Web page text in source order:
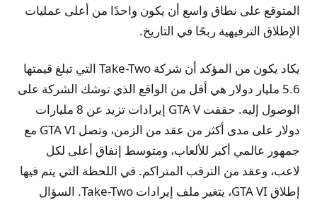
المتوقع على نطاق واسع أن يكون واحدًا من أعلى عمليات
الإطلاق الترفيهية ربحًا في التاريخ.
يكاد يكون من المؤكد أن شركة Take-Two التي تبلغ قيمتها
5.6 ​​مليار دولار هي أقل من الواقع الذي توشك الشركة على
الوصول إليه. حققت GTA V إيرادات تزيد عن 8 مليارات
دولار على مدى أكثر من عقد من الزمن، وتصل GTA VI مع
جمهور عالمي أكبر للألعاب، ومتوسط ​​إنفاق أعلى لكل
لاعب، وعقد من الترقب المتراكم. في اللحظة التي يتم فيها
إطلاق GTA VI، يتغير ملف إيرادات Take-Two. السؤال